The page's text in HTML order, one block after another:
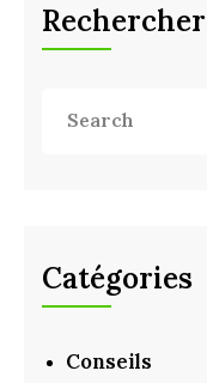
Rechercher
Catégories
Conseils